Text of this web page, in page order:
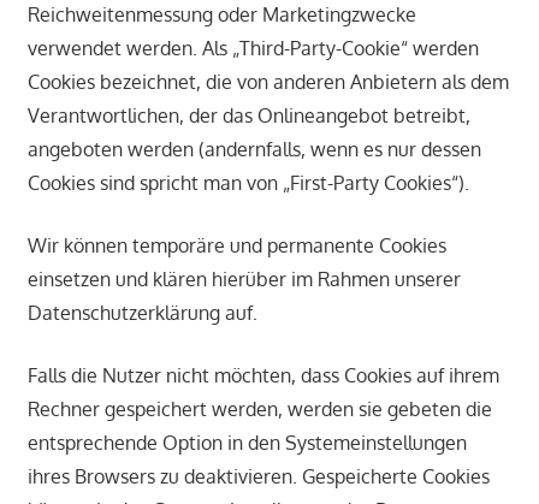
Reichweitenmessung oder Marketingzwecke
verwendet werden. Als „Third-Party-Cookie“ werden
Cookies bezeichnet, die von anderen Anbietern als dem
Verantwortlichen, der das Onlineangebot betreibt,
angeboten werden (andernfalls, wenn es nur dessen
Cookies sind spricht man von „First-Party Cookies“).
Wir können temporäre und permanente Cookies
einsetzen und klären hierüber im Rahmen unserer
Datenschutzerklärung auf.
Falls die Nutzer nicht möchten, dass Cookies auf ihrem
Rechner gespeichert werden, werden sie gebeten die
entsprechende Option in den Systemeinstellungen
ihres Browsers zu deaktivieren. Gespeicherte Cookies